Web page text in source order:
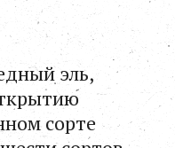
эль,
сорте